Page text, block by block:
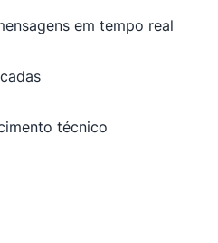
em tempo real
técnico